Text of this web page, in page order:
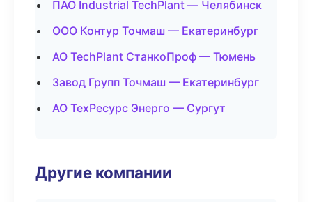
ПАО Industrial TechPlant — Челябинск
ООО Контур Точмаш — Екатеринбург
АО TechPlant СтанкоПроф — Тюмень
Завод Групп Точмаш — Екатеринбург
АО ТехРесурс Энерго — Сургут
Другие компании